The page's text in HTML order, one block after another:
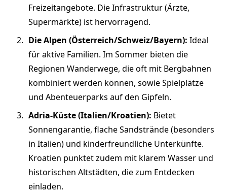
Freizeitangebote. Die Infrastruktur (Ärzte,
Supermärkte) ist hervorragend.
Die Alpen (Österreich/Schweiz/Bayern): Ideal
für aktive Familien. Im Sommer bieten die
Regionen Wanderwege, die oft mit Bergbahnen
kombiniert werden können, sowie Spielplätze
und Abenteuerparks auf den Gipfeln.
Adria-Küste (Italien/Kroatien): Bietet
Sonnengarantie, flache Sandstrände (besonders
in Italien) und kinderfreundliche Unterkünfte.
Kroatien punktet zudem mit klarem Wasser und
historischen Altstädten, die zum Entdecken
einladen.